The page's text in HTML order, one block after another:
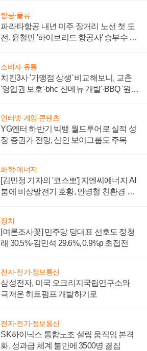
항공·물류
파라타항공 내년 미주 장거리 노선 첫 도
전, 윤철민 '하이브리드 항공사' 승부수 통
소비자·유통
치킨3사 '가맹점 상생' 비교해보니, 교촌
'영업권 보호'·bhc '신메뉴 개발'·BBQ '원가
인터넷·게임·콘텐츠
YG엔터 하반기 빅뱅 월드투어로 실적 성
장 증권가 전망, 신인 보이그룹도 주목
화학·에너지
[김민정 기자의 '코스뽀'] 지엔씨에너지 AI
붐에 비상발전기 호황, 안병철 친환경 에
정치
[여론조사꽃] 민주당 당대표 선호도 정청
래 30.5%·김민석 29.6%, 0.9%p 초접전
전자·전기·정보통신
삼성전자, 미국 오크리지국립연구소와
극저온 히트펌프 개발하기로
전자·전기·정보통신
SK하이닉스 통합노조 설립 움직임 본격
화, 성과급 체계 불만에 3500명 결집